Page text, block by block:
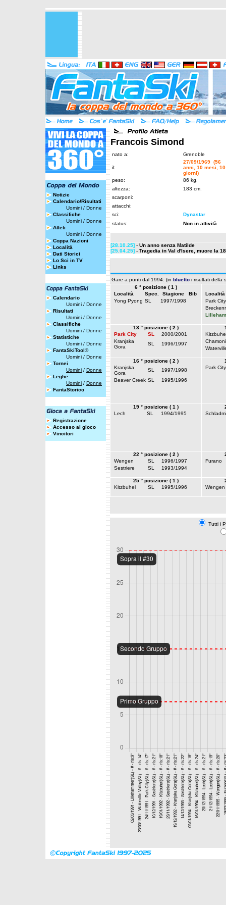
Notizie
Calendario/Risultati
Uomini / Donne
Classifiche
Uomini / Donne
Atleti
Uomini / Donne
Coppa Nazioni
Località
Dati Storici
Lo Sci in TV
Links
Calendario
Uomini / Donne
Risultati
Uomini / Donne
Classifiche
Uomini / Donne
Statistiche
Uomini / Donne
FantaSkiTool®
Uomini / Donne
Tornei
Uomini / Donne
Leghe
Uomini / Donne
FantaStorico
Registrazione
Accesso al gioco
Vincitori
Francois Simond
nato a: Grenoble
il:
27/09/1969 (56
anni, 10 mesi, 10
giorni)
peso:
86 kg.
altezza:
183 cm.
scarponi:
attacchi:
sci:
Dynastar
status:
Non in attività
[28.10.25] - Un anno senza Matilde
[25.04.25] - Tragedia in Val d'Isere, muore la
Gare a punti dal 1994: (in bluetto i risultati della
6 ° posizione ( 1 )
Località
Spec. Stagione
Bib
Yong Pyong SL 1997/1998
Località
Park City
13 ° posizione ( 2 )
Park City
SL
2000/2001
Kranjska
Gora
SL 1996/1997
16 ° posizione ( 2 )
Kranjska
Gora
SL
1997/1998
Beaver Creek SL 1995/1996
Park City
19 ° posizione ( 1 )
Lech
SL 1994/1995
22 ° posizione ( 2 )
Wengen
SL
1996/1997
Sestriere
SL 1993/1994
Furano
25 ° posizione ( 1 )
Kitzbuhel
SL 1995/1996
Wengen
Tutti i